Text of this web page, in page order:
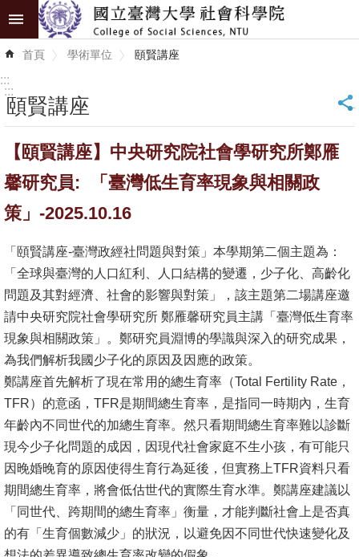
跳到主要內容區塊
進
階
識
學
術
單
位
研
究
消
息
公
告
國
際
化
首頁 學術單位 頤賢講座
:::
:::
頤賢講座 _
【頤賢講座】中央研究院社會學研究所鄭雁
馨研究員: 「臺灣低生育率現象與相關政
策」-2025.10.16
「頤賢講座-臺灣政經社問題與對策」本學期第二個主題為：
「全球與臺灣的人口紅利、人口結構的變遷，少子化、高齡化
問題及其對經濟、社會的影響與對策」，該主題第二場講座邀
請中央研究院社會學研究所 鄭雁馨研究員主講「臺灣低生育率
現象與相關政策」。鄭研究員淵博的學識與深入的研究成果，
為我們解析我國少子化的原因及因應的政策。
鄭講座首先解析了現在常用的總生育率（Total Fertility Rate，
TFR）的意函，TFR是期間總生育率，是指同一時期內，生育
年齡內不同世代的加總生育率。然只看期間總生育率難以診斷
現今少子化問題的成因，因現代社會家庭不生小孩，有可能只
因晚婚晚育的原因使得生育行為延後，但實務上TFR資料只看
期間總生育率，將會低估世代的實際生育水準。鄭講座建議以
「同世代、跨期間的總生育率」衡量，才能判斷社會上是否真
的有「生育個數減少」的狀況，以避免因不同世代快速變化及